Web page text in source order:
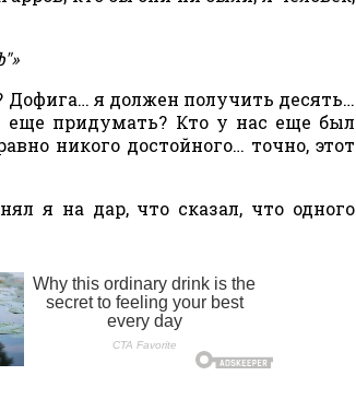
я должен получить десять…
еще придумать? Кто у нас еще был
никого достойного… точно, этот
я на дар, что сказал, что одного